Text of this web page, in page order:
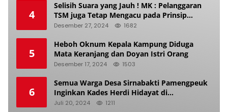
4
Selisih Suara yang Jauh ! MK : Pelanggaran
TSM juga Tetap Mengacu pada Prinsip
Keadilan Pemilu
Desember 27, 2024 1682
5
Heboh Oknum Kepala Kampung Diduga
Mata Keranjang dan Doyan Istri Orang
Desember 17, 2024 1503
6
Semua Warga Desa Sirnabakti Pamengpeuk
Inginkan Kades Herdi Hidayat di
Berhentikan Dari Jabatan nya
Juli 20, 2024 1211